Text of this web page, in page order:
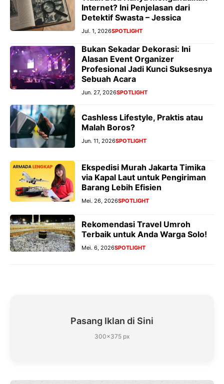
Internet? Ini Penjelasan dari
Detektif Swasta – Jessica
Jul. 1, 2026SPOTLIGHT
Bukan Sekadar Dekorasi: Ini
Alasan Event Organizer
Profesional Jadi Kunci Suksesnya
Sebuah Acara
Jun. 27, 2026SPOTLIGHT
Cashless Lifestyle, Praktis atau
Malah Boros?
Jun. 11, 2026SPOTLIGHT
Ekspedisi Murah Jakarta Timika
via Kapal Laut untuk Pengiriman
Barang Lebih Efisien
Mei. 26, 2026SPOTLIGHT
Rekomendasi Travel Umroh
Terbaik untuk Anda Warga Solo!
Mei. 6, 2026SPOTLIGHT
Pasang Iklan di Sini
300×375 px